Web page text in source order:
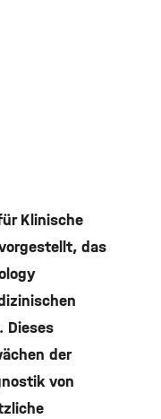
Klinische
das
Dieses
der
von